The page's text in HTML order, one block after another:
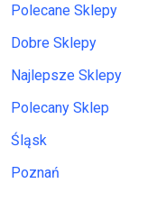
Polecane Sklepy
Dobre Sklepy
Najlepsze Sklepy
Polecany Sklep
Śląsk
Poznań